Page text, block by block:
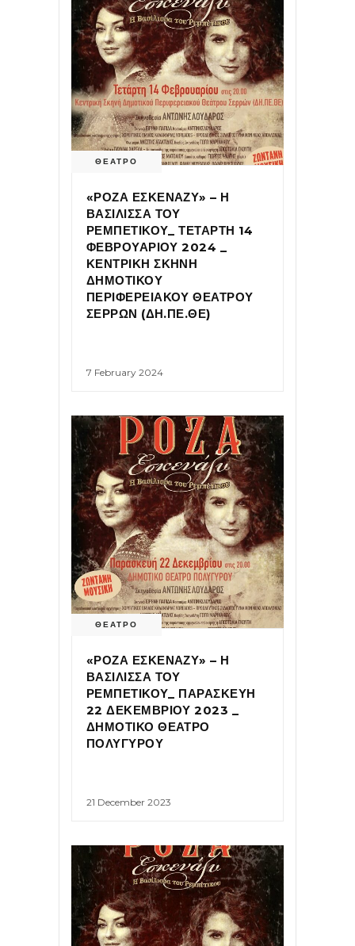
ΘΕΑΤΡΟ
«ΡΟΖΑ ΕΣΚΕΝΑΖΥ» – Η
ΒΑΣΙΛΙΣΣΑ ΤΟΥ
ΡΕΜΠΕΤΙΚΟΥ_ ΤΕΤΑΡΤΗ 14
ΦΕΒΡΟΥΑΡΙΟΥ 2024 _
ΚΕΝΤΡΙΚΗ ΣΚΗΝΗ
ΔΗΜΟΤΙΚΟΥ
ΠΕΡΙΦΕΡΕΙΑΚΟΥ ΘΕΑΤΡΟΥ
ΣΕΡΡΩΝ (ΔΗ.ΠΕ.ΘΕ)
7 February 2024
ΘΕΑΤΡΟ
«ΡΟΖΑ ΕΣΚΕΝΑΖΥ» – Η
ΒΑΣΙΛΙΣΣΑ ΤΟΥ
ΡΕΜΠΕΤΙΚΟΥ_ ΠΑΡΑΣΚΕΥΗ
22 ΔΕΚΕΜΒΡΙΟΥ 2023 _
ΔΗΜΟΤΙΚΟ ΘΕΑΤΡΟ
ΠΟΛΥΓΥΡΟΥ
21 December 2023